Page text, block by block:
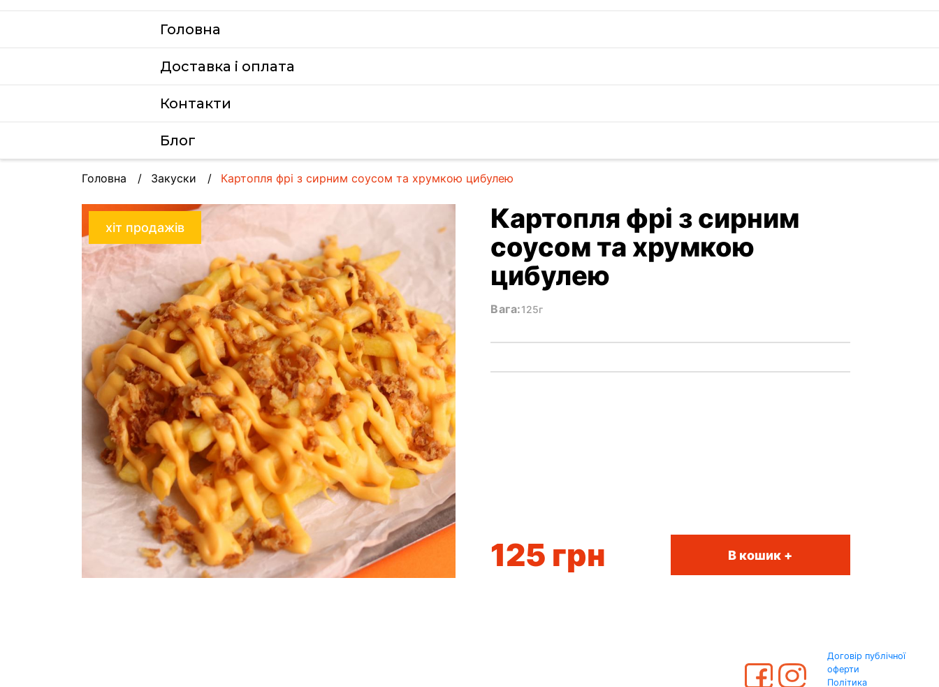
Головна
Доставка i оплата
Контакти
Блог
Головна Закуски Картопля фрі з сирним соусом та хрумкою цибулею
хіт продажів
Картопля фрі з сирним
соусом та хрумкою
цибулею
Вага:125г
125 грн В кошик +
Договір публічної
оферти
Політика